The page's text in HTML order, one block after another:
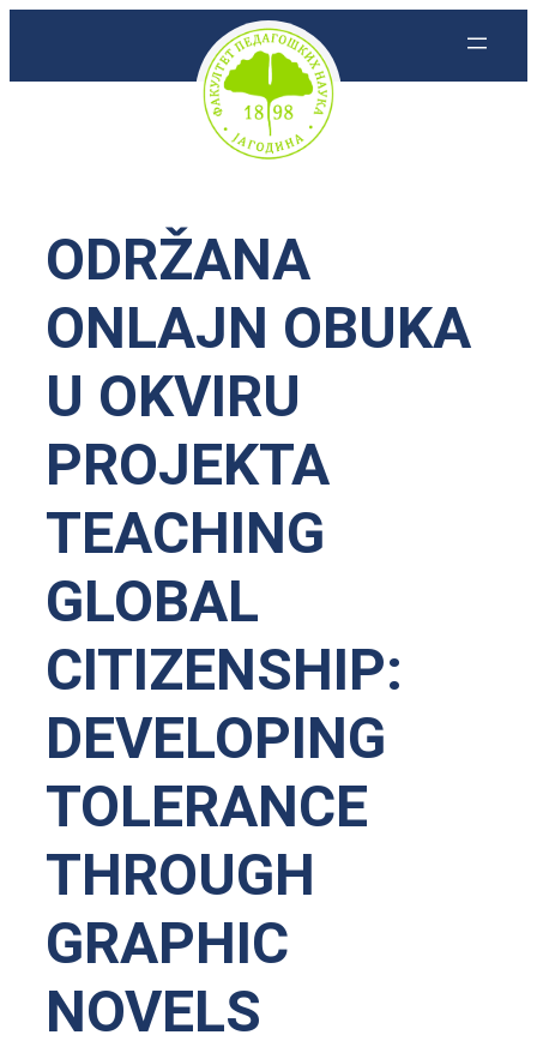
ODRŽANA
ONLAJN OBUKA
U OKVIRU
PROJEKTA
TEACHING
GLOBAL
CITIZENSHIP:
DEVELOPING
TOLERANCE
THROUGH
GRAPHIC
NOVELS